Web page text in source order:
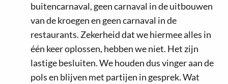
buitencarnaval, geen carnaval in de uitbouwen
van de kroegen en geen carnaval in de
restaurants. Zekerheid dat we hiermee alles in
één keer oplossen, hebben we niet. Het zijn
lastige besluiten. We houden dus vinger aan de
pols en blijven met partijen in gesprek. Wat